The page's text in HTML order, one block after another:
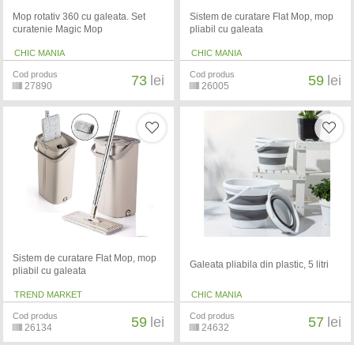
Mop rotativ 360 cu galeata. Set
curatenie Magic Mop
CHIC MANIA
Cod produs
27890 73 lei
Sistem de curatare Flat Mop, mop
pliabil cu galeata
CHIC MANIA
Cod produs
26005 59 lei
Sistem de curatare Flat Mop, mop
pliabil cu galeata
TREND MARKET
Cod produs
26134 59 lei
Galeata pliabila din plastic, 5 litri
CHIC MANIA
Cod produs
24632 57 lei